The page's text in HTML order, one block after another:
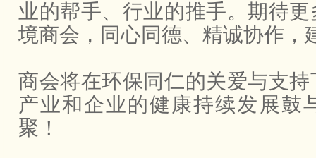
业的帮手、行业的推手。期待
境商会，同心同德、精诚协作，
商会将在环保同仁的关爱与支
产业和企业的健康持续发展鼓
聚！